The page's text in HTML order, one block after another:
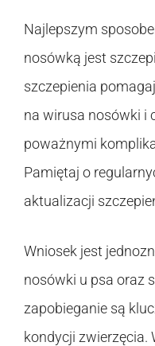
Najlepszym
nosówką jest
szczepienia
na wirusa nosówki i
poważnymi
Pamiętaj o
aktualizacji
Wniosek jest
nosówki u psa oraz
zapobieganie są
kondycji zwierzęcia.